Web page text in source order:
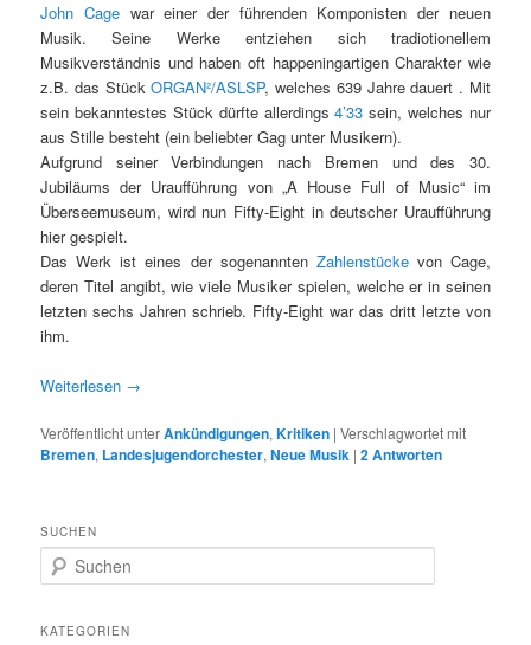
John Cagewar einer der führenden Komponisten der neuen
Musik. Seine Werke entziehen sich tradiotionellem
Musikverständnis und haben oft happeningartigen Charakter wie
z.B. das StückORGAN²/ASLSP, welches 639 Jahre dauert . Mit
sein bekanntestes Stück dürfte allerdings4’33 sein, welches nur
aus Stille besteht (ein beliebter Gag unter Musikern).
Aufgrund seiner Verbindungen nach Bremen und des 30.
Jubiläums der Uraufführung von „A House Full of Music“ im
Überseemuseum, wird nun Fifty-Eight in deutscher Uraufführung
hier gespielt.
Das Werk ist eines der sogenannten Zahlenstückevon Cage,
deren Titel angibt, wie viele Musiker spielen, welche er in seinen
letzten sechs Jahren schrieb. Fifty-Eight war das dritt letzte von
ihm.
Weiterlesen →
Veröffentlicht unterAnkündigungen,Kritiken |Verschlagwortet mit
Bremen, Landesjugendorchester,Neue Musik |2Antworten
SUCHEN
u
h
KATEGORIEN